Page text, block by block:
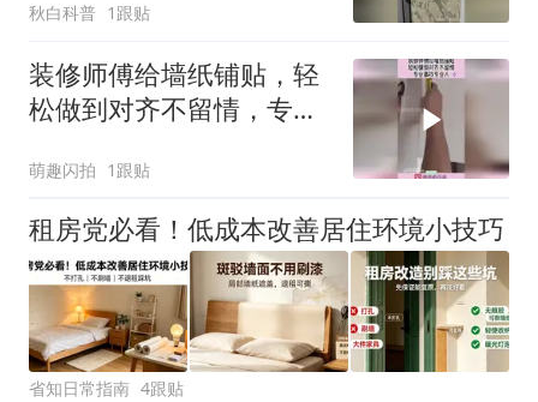
秋白科普 1跟贴
装修师傅给墙纸铺贴，轻
松做到对齐不留情，专业
萌趣闪拍 1跟贴
租房党必看！低成本改善居住环境小技巧
省知日常指南 4跟贴